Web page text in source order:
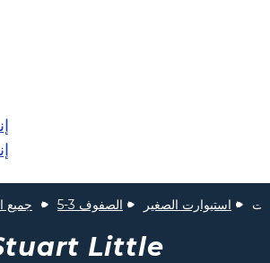
جميع الصفوف 3-5 استيوارت الصغير
Little